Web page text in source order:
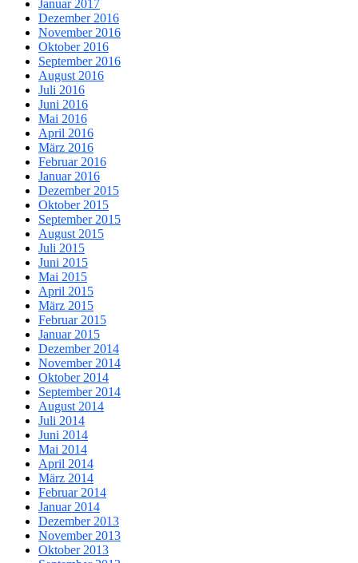
Januar 2017
Dezember 2016
November 2016
Oktober 2016
September 2016
August 2016
Juli 2016
Juni 2016
Mai 2016
April 2016
März 2016
Februar 2016
Januar 2016
Dezember 2015
Oktober 2015
September 2015
August 2015
Juli 2015
Juni 2015
Mai 2015
April 2015
März 2015
Februar 2015
Januar 2015
Dezember 2014
November 2014
Oktober 2014
September 2014
August 2014
Juli 2014
Juni 2014
Mai 2014
April 2014
März 2014
Februar 2014
Januar 2014
Dezember 2013
November 2013
Oktober 2013